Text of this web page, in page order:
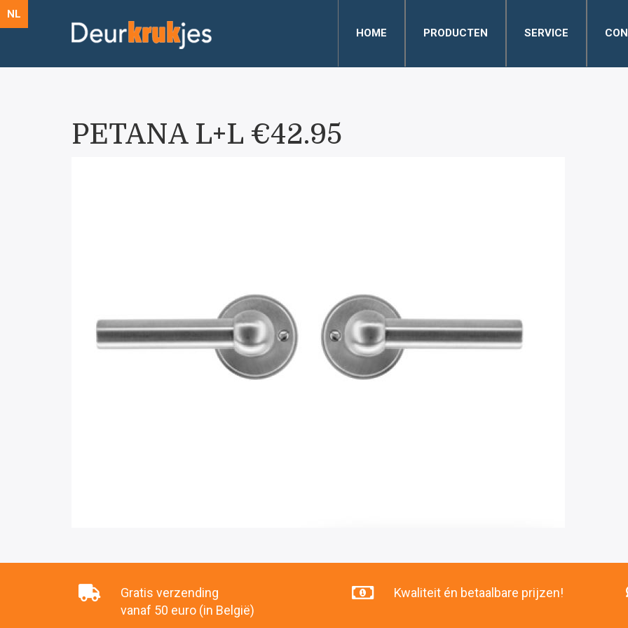
NL
HOME
PRODUCTEN SERVICE
PETANA L+L €42.95
Gratis verzending
vanaf 50 euro (in België)
Kwaliteit én betaalbare prijzen!